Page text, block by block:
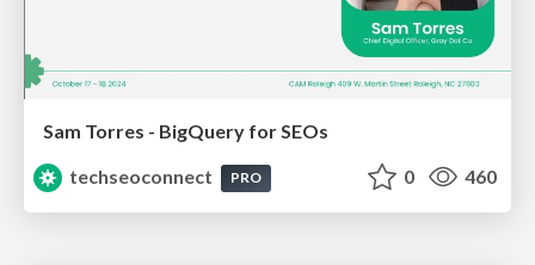
Sam Torres - BigQuery for SEOs
techseoconnect
PRO 0 460